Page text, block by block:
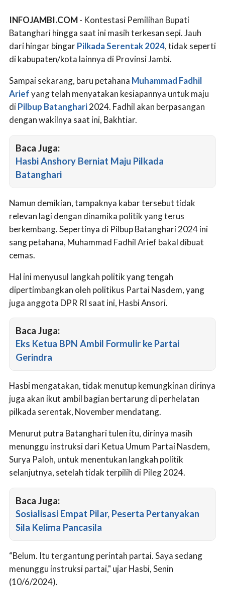
INFOJAMBI.COM- Kontestasi Pemilihan Bupati
Batanghari hingga saat ini masih terkesan sepi. Jauh
dari hingar bingarPilkada Serentak 2024, tidak seperti
di kabupaten/kota lainnya di Provinsi Jambi.
Sampai sekarang, baru petahana Muhammad Fadhil
Ariefyang telah menyatakan kesiapannya untuk maju
diPilbup Batanghari2024. Fadhil akan berpasangan
dengan wakilnya saat ini, Bakhtiar.
Baca Juga:
Hasbi Anshory Berniat Maju Pilkada
Batanghari
Namun demikian, tampaknya kabar tersebut tidak
relevan lagi dengan dinamika politik yang terus
berkembang. Sepertinya di Pilbup Batanghari 2024 ini
sang petahana, Muhammad Fadhil Arief bakal dibuat
cemas.
Hal ini menyusul langkah politik yang tengah
dipertimbangkan oleh politikus Partai Nasdem, yang
juga anggota DPR RI saat ini, Hasbi Ansori.
Baca Juga:
Eks Ketua BPN Ambil Formulir ke Partai
Gerindra
Hasbi mengatakan, tidak menutup kemungkinan dirinya
juga akan ikut ambil bagian bertarung di perhelatan
pilkada serentak, November mendatang.
Menurut putra Batanghari tulen itu, dirinya masih
menunggu instruksi dari Ketua Umum Partai Nasdem,
Surya Paloh, untuk menentukan langkah politik
selanjutnya, setelah tidak terpilih di Pileg 2024.
Baca Juga:
Sosialisasi Empat Pilar, Peserta Pertanyakan
Sila Kelima Pancasila
“Belum. Itu tergantung perintah partai. Saya sedang
menunggu instruksi partai," ujar Hasbi, Senin
(10/6/2024).